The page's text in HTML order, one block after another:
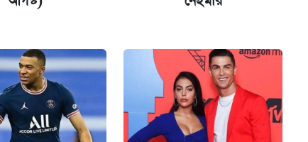
বিরুদ্ধে ব্যবস্থা